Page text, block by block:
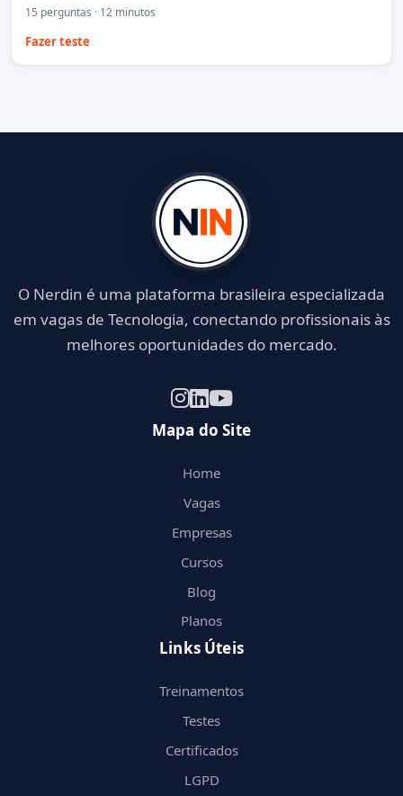
15 perguntas · 12 minutos
Fazer teste
O Nerdin é uma plataforma brasileira especializada
em vagas de Tecnologia, conectando profissionais às
melhores oportunidades do mercado.
Mapa do Site
Home
Vagas
Empresas
Cursos
Blog
Planos
Links Úteis
Treinamentos
Testes
Certificados
LGPD